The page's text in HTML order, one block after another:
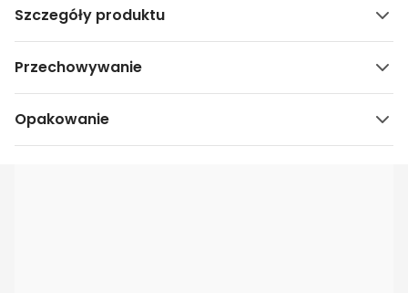
Szczegóły produktu
Przechowywanie
Opakowanie